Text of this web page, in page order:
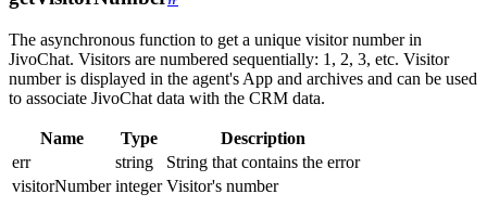
The asynchronous function to get a unique visitor number in
JivoChat. Visitors are numbered sequentially: 1, 2, 3, etc. Visitor
number is displayed in the agent's App and archives and can be used
to associate JivoChat data with the CRM data.
Name Type
Description
err
string
String that contains the error
visitorNumber integer Visitor's number